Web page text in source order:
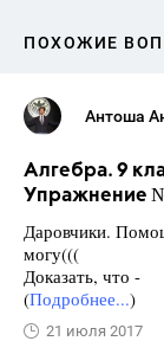
ПОХОЖИЕ
Антоша
Алгебра. 9
Упражнение
Даровчики.
могу(((
Доказать, что -
(Подробнее...)
21 июля 2017